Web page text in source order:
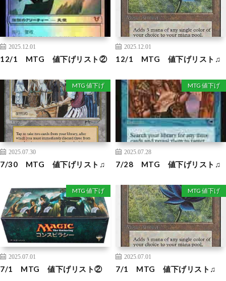
2025.12.01
12/1 MTG 値下げリスト②
2025.12.01
12/1 MTG 値下げリスト♫
MTG 値下げ
2025.07.30
7/30 MTG 値下げリスト♫
MTG 値下げ
2025.07.28
7/28 MTG 値下げリスト♫
MTG 値下げ
2025.07.01
7/1 MTG 値下げリスト②
MTG 値下げ
2025.07.01
7/1 MTG 値下げリスト♫